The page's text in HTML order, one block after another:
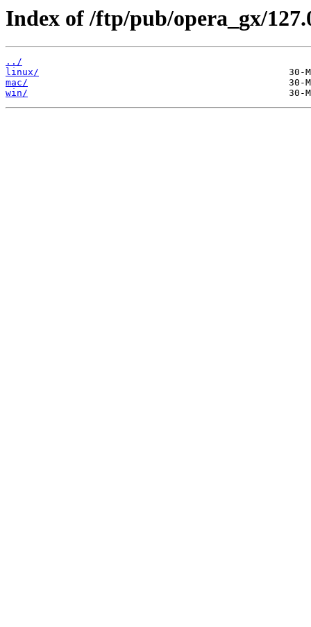
Index of /ftp/pub/opera_gx/
../
linux/
mac/
win/